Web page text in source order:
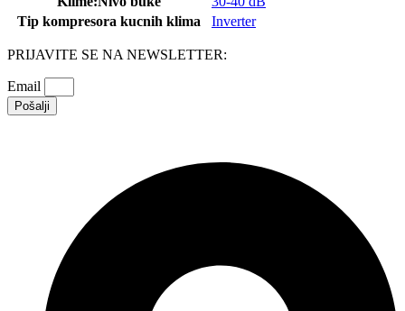
Tip kompresora kucnih klima
Inverter
PRIJAVITE SE NA NEWSLETTER:
Email
Pošalji